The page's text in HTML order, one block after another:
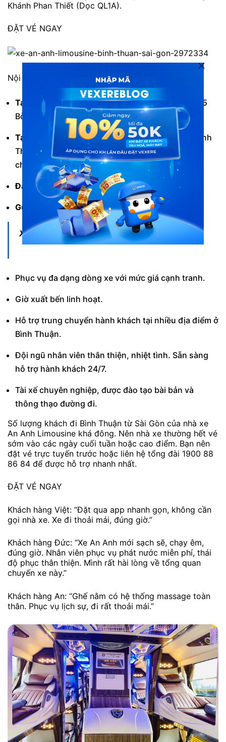
Khánh Phan Thiết (Dọc QL1A).
ĐẶT VÉ NGAY
Nội thất xe limousine phòng An Anh
Tại Sài Gòn: 522B An Dương Vương, Quận 5 và 85
Bờ Bao Tân Thắng, Tân Phú.
Tại Bình Thuận:Nhà xe chưa có văn phòng tại Bình
Thuận. Hành khách có thể sử dụng dịch vụ trung
chuyển khách tận nơi tai Bình Thuận.
Đặt vé: 1900 88 86 84.
Gửi hàng: 0869 115 116 – 0869 867 867.
Xem thêm:
Phục vụ đa dạng dòng xe với mức giá cạnh tranh.
Giờ xuất bến linh hoạt.
Hỗ trợ trung chuyển hành khách tại nhiều địa điểm ở
Bình Thuận.
Đội ngũ nhân viên thân thiện, nhiệt tình. Sẵn sàng
hỗ trợ hành khách 24/7.
Tài xế chuyên nghiệp, được đào tạo bài bản và
thông thạo đường đi.
Số lượng khách đi Bình Thuận từ Sài Gòn của nhà xe
An Anh Limousine khá đông. Nên nhà xe thường hết vé
sớm vào các ngày cuối tuần hoặc cao điểm. Bạn nên
đặt vé trực tuyến trước hoặc liên hệ tổng đài 1900 88
86 84 để được hỗ trợ nhanh nhất.
ĐẶT VÉ NGAY
Khách hàng Việt: “Đặt qua app nhanh gọn, không cần
gọi nhà xe. Xe đi thoải mái, đúng giờ.”
Khách hàng Đức: “Xe An Anh mới sạch sẽ, chạy êm,
đúng giờ. Nhân viên phục vụ phát nước miễn phí, thái
độ phục thân thiện. Mình rất hài lòng về tổng quan
chuyến xe này.”
Khách hàng An: “Ghế nằm có hệ thống massage toàn
thân. Phục vụ lịch sự, đi rất thoải mái.”